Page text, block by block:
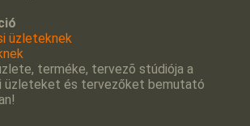
üzleteknek
terméke, tervezõ stúdiója a
üzleteket és tervezőket bemutató